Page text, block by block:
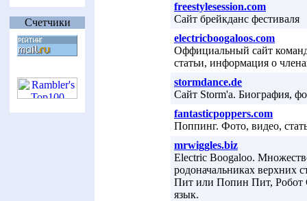
Счетчики
freestylesession.com
Сайт брейкданс фестиваля
electricboogaloos.com
Оффициальный сайт
статьи, информация о
stormdance.de
Сайт Storm'а. Биография,
fantasticpoppers.com
Поппинг. Фото, видео,
mrwiggles.biz
Electric Boogaloo.
родоначальниках верхних
Пит или Попин Пит, Робот
язык.